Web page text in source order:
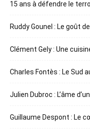
15 ans à défendre le
Ruddy Gounel : Le goût
Clément Gely : Une
Charles Fontès : Le Sud
Julien Dubroc : L’âme
Guillaume Despont : Le